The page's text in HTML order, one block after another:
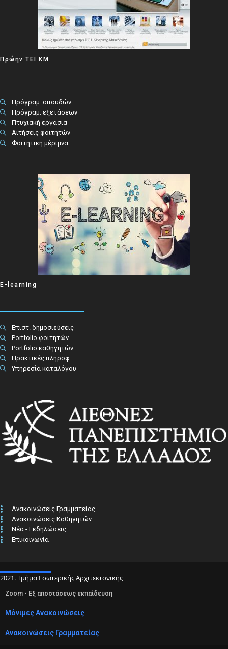
Πρώην ΤΕΙ ΚΜ
Πρόγραμ. σπουδών
Πρόγραμ. εξετάσεων
Πτυχιακή εργασία
Αιτήσεις φοιτητών
Φοιτητική μέριμνα
E-learning
Επιστ. δημοσιεύσεις
Portfolio φοιτητών
Portfolio καθηγητών
Πρακτικές πληροφ.​
Υπηρεσία καταλόγου
Ανακοινώσεις Γραμματείας
Ανακοινώσεις Καθηγητών
Νέα - Εκδηλώσεις
Επικοινωνία
2021. Τμήμα Εσωτερικής Αρχιτεκτονικής
Zoom - Εξ αποστάσεως εκπαίδευση
Μόνιμες Ανακοινώσεις
Ανακοινώσεις Γραμματείας